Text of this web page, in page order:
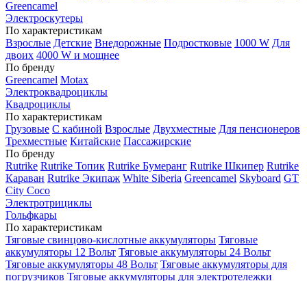
Greencamel
Электроскутеры
По характеристикам
Взрослые Детские Внедорожные Подростковые 1000 W Для
двоих 4000 W и мощнее
По бренду
Greencamel Motax
Электроквадроциклы
Квадроциклы
По характеристикам
Грузовые С кабиной Взрослые Двухместные Для пенсионеров
Трехместные Китайские Пассажирские
По бренду
Rutrike Rutrike Топик Rutrike Бумеранг Rutrike Шкипер Rutrike
Караван Rutrike Экипаж White Siberia Greencamel Skyboard GT
City Coco
Электротрициклы
Гольфкары
По характеристикам
Тяговые свинцово-кислотные аккумуляторы Тяговые
аккумуляторы 12 Вольт Тяговые аккумуляторы 24 Вольт
Тяговые аккумуляторы 48 Вольт Тяговые аккумуляторы для
погрузчиков Тяговые аккумуляторы для электротележки